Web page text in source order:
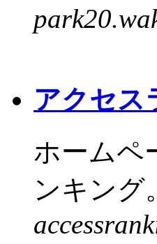
アクセス
ホームペ
ンキング